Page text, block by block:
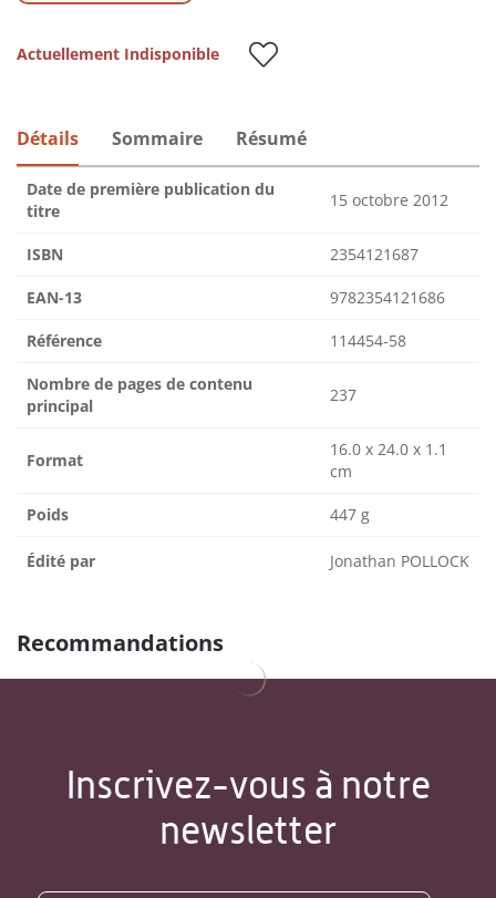
Actuellement Indisponible
Détails Sommaire Résumé
Date de première publication du
titre
15 octobre 2012
ISBN 2354121687
EAN-13 9782354121686
Référence 114454-58
Nombre de pages de contenu
principal
237
Format
16.0 x 24.0 x 1.1
cm
Poids 447 g
Édité par Jonathan POLLOCK
Recommandations
Inscrivez-vous à notre
newsletter